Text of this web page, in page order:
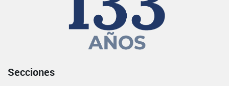
Secciones